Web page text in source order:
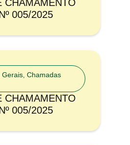
CHAMAMENTO
005/2025
Gerais Chamadas
CHAMAMENTO
005/2025